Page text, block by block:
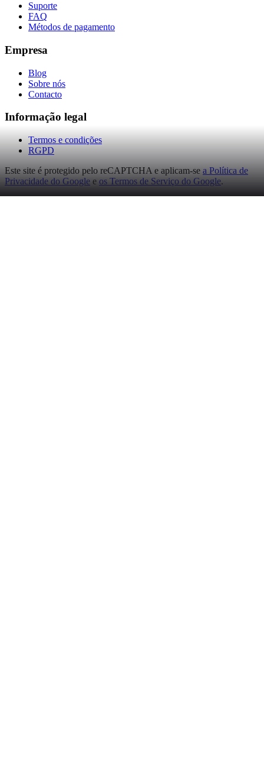
Suporte
FAQ
Métodos de pagamento
Empresa
Blog
Sobre nós
Contacto
Informação legal
Termos e condições
RGPD
Este site é protegido pelo reCAPTCHA e aplicam-se a Política de
Privacidade do Google e os Termos de Serviço do Google.